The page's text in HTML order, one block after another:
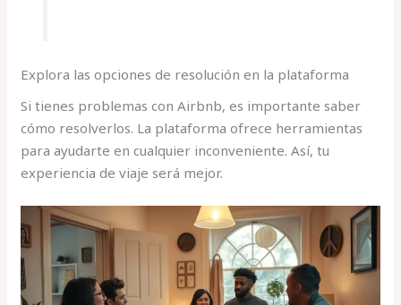
Explora las opciones de resolución en la plataforma
Si tienes problemas con Airbnb, es importante saber
cómo resolverlos. La plataforma ofrece herramientas
para ayudarte en cualquier inconveniente. Así, tu
experiencia de viaje será mejor.